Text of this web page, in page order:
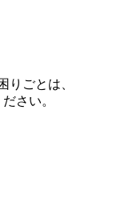
りごとは、
さい。